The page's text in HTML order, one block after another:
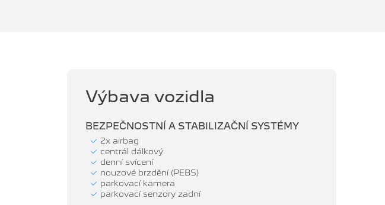
Výbava vozidla
BEZPEČNOSTNÍ A STABILIZAČNÍ SYSTÉMY
2x airbag
centrál dálkový
denní svícení
nouzové brzdění (PEBS)
parkovací kamera
parkovací senzory zadní